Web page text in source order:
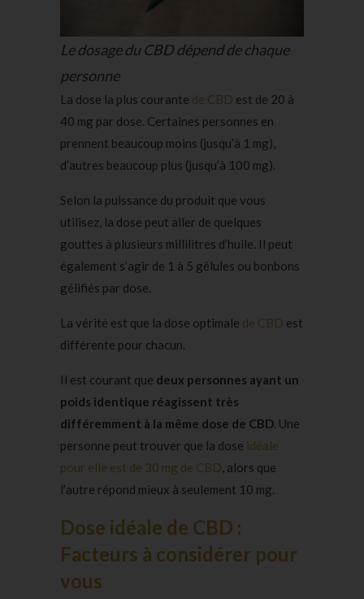
Le dosage du CBD dépend de chaque
personne
La dose la plus courante de CBD est de 20 à
40 mg par dose. Certaines personnes en
prennent beaucoup moins (jusqu’à 1 mg),
d’autres beaucoup plus (jusqu’à 100 mg).
Selon la puissance du produit que vous
utilisez, la dose peut aller de quelques
gouttes à plusieurs millilitres d’huile. Il peut
également s’agir de 1 à 5 gélules ou bonbons
gélifiés par dose.
La vérité est que la dose optimale de CBD est
différente pour chacun.
Il est courant que deux personnes ayant un
poids identique réagissent très
différemment à la même dose de CBD. Une
personne peut trouver que la dose idéale
pour elle est de 30 mg de CBD, alors que
l’autre répond mieux à seulement 10 mg.
Dose idéale de CBD :
Facteurs à considérer pour
vous